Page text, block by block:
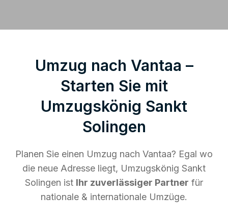
Umzug nach Vantaa –
Starten Sie mit
Umzugskönig Sankt
Solingen
Planen Sie einen Umzug nach Vantaa? Egal wo
die neue Adresse liegt, Umzugskönig Sankt
Solingen ist Ihr zuverlässiger Partner für
nationale & internationale Umzüge.